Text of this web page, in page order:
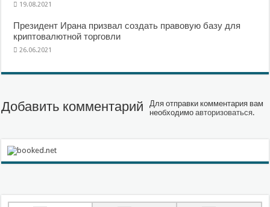
19.08.2021
Президент Ирана призвал создать правовую базу для
криптовалютной торговли
26.06.2021
Добавить комментарий
Для отправки комментария вам
необходимоавторизоваться.